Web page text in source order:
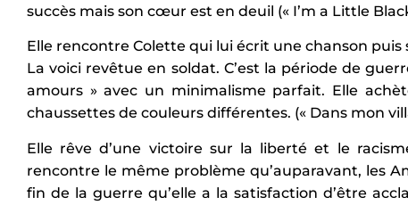
succès mais son cœur est en deuil (« I’m a Little
Elle rencontre Colette qui lui écrit une chanson puis
La voici revêtue en soldat. C’est la période de
amours » avec un minimalisme parfait. Elle
chaussettes de couleurs différentes. (« Dans mon
Elle rêve d’une victoire sur la liberté et le
rencontre le même problème qu’auparavant, les
fin de la guerre qu’elle a la satisfaction d’être